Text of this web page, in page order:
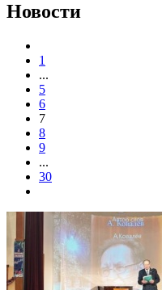
Новости
1
...
5
6
7
8
9
...
30